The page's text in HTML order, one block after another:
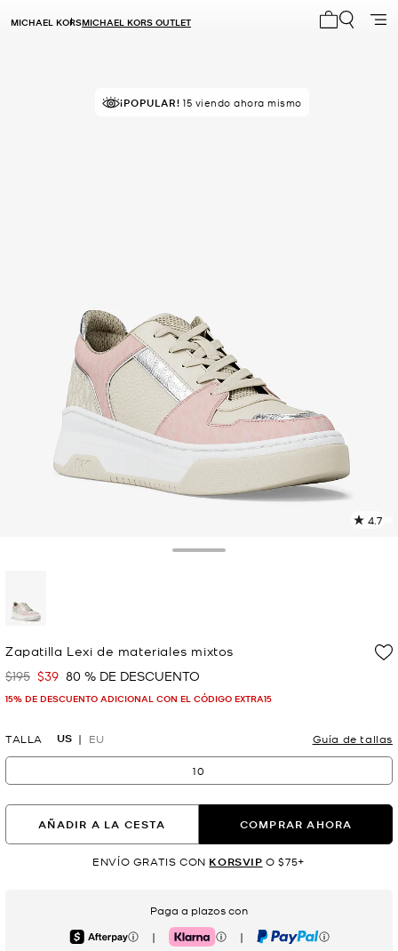
MICHAEL KORSMICHAEL KORS OUTLET
MEJOR VALORADO el 82% le da 5 estrellas
¡POPULAR! 15 viendo ahora mismo
4.7
Zapatilla Lexi de materiales mixtos
Era
$195 Ahora
$39 80 % DE DESCUENTO
15% DE DESCUENTO ADICIONAL CON EL CÓDIGO EXTRA15
TALLA US EU Guía de tallas
10
AÑADIR A LA CESTA COMPRAR AHORA
ENVÍO GRATIS CON KORSVIP O $75+
Paga a plazos con
Afterpay | Klarna | PayPal